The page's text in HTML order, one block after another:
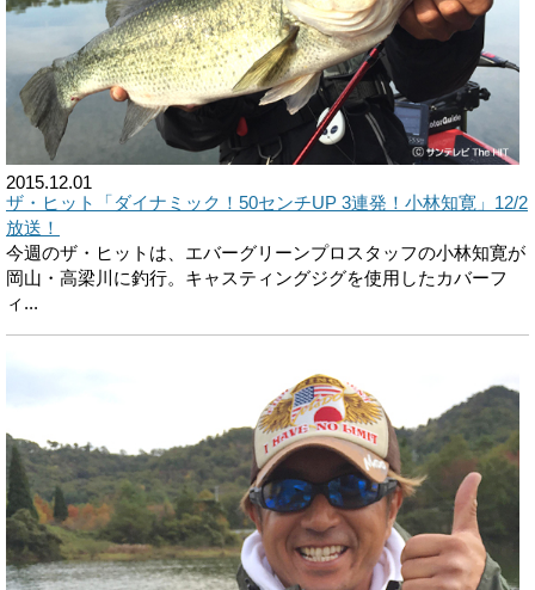
2015.12.01
ザ・ヒット「ダイナミック！50センチUP 3連発！小林知寛」12/2
放送！
今週のザ・ヒットは、エバーグリーンプロスタッフの小林知寛が
岡山・高梁川に釣行。キャスティングジグを使用したカバーフ
ィ...